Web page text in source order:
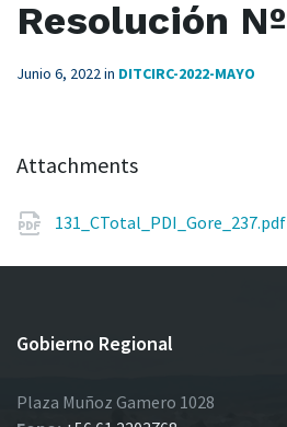
Resolución
Junio 6, 2022in DITCIRC-2022-MAYO
Attachments
131_CTotal_PDI_Gore_237.pdf
Gobierno Regional
Plaza Muñoz Gamero 1028